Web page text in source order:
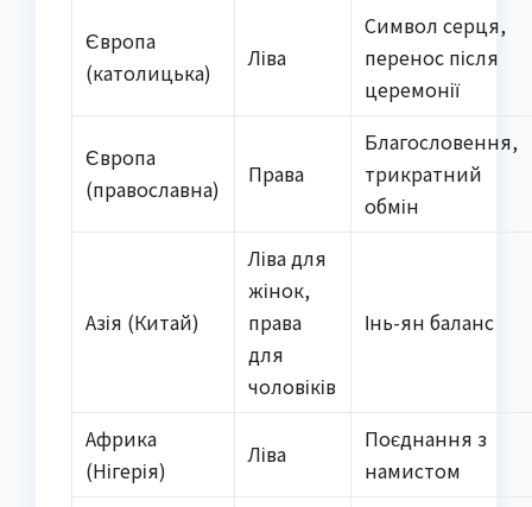
Європа
(католицька)
Ліва
Символ серця,
перенос після
церемонії
Європа
(православна)
Права
Благословення,
трикратний
обмін
Азія (Китай)
Ліва для
жінок,
права
для
чоловіків
Інь-ян баланс
Африка
(Нігерія)
Ліва
Поєднання з
намистом